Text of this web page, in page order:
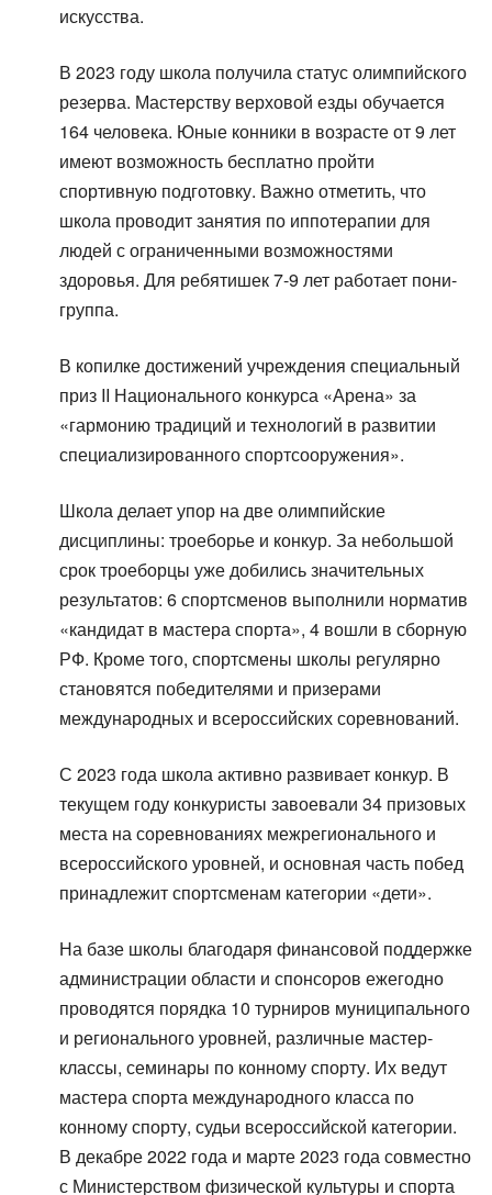
искусства.
В 2023 году школа получила статус олимпийского
резерва. Мастерству верховой езды обучается
164 человека. Юные конники в возрасте от 9 лет
имеют возможность бесплатно пройти
спортивную подготовку. Важно отметить, что
школа проводит занятия по иппотерапии для
людей с ограниченными возможностями
здоровья. Для ребятишек 7-9 лет работает пони-
группа.
В копилке достижений учреждения специальный
приз II Национального конкурса «Арена» за
«гармонию традиций и технологий в развитии
специализированного спортсооружения».
Школа делает упор на две олимпийские
дисциплины: троеборье и конкур. За небольшой
срок троеборцы уже добились значительных
результатов: 6 спортсменов выполнили норматив
«кандидат в мастера спорта», 4 вошли в сборную
РФ. Кроме того, спортсмены школы регулярно
становятся победителями и призерами
международных и всероссийских соревнований.
С 2023 года школа активно развивает конкур. В
текущем году конкуристы завоевали 34 призовых
места на соревнованиях межрегионального и
всероссийского уровней, и основная часть побед
принадлежит спортсменам категории «дети».
На базе школы благодаря финансовой поддержке
администрации области и спонсоров ежегодно
проводятся порядка 10 турниров муниципального
и регионального уровней, различные мастер-
классы, семинары по конному спорту. Их ведут
мастера спорта международного класса по
конному спорту, судьи всероссийской категории.
В декабре 2022 года и марте 2023 года совместно
с Министерством физической культуры и спорта